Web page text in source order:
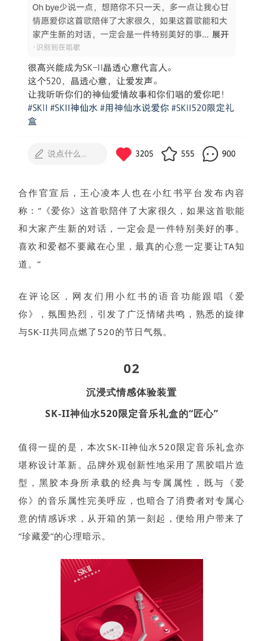
合作官宣后，王心凌本人也在小红书平台发布内容
称：“《爱你》这首歌陪伴了大家很久，如果这首歌能
和大家产生新的对话，一定会是一件特别美好的事。
喜欢和爱都不要藏在心里，最真的心意一定要让TA知
道。”
在评论区，网友们用小红书的语音功能跟唱《爱
你》，氛围热烈，引发了广泛情绪共鸣，熟悉的旋律
与SK-II共同点燃了520的节日气氛。
02
沉浸式情感体验装置
SK-II神仙水520限定音乐礼盒的“匠心”
值得一提的是，本次SK-II神仙水520限定音乐礼盒亦
堪称设计革新。品牌外观创新性地采用了黑胶唱片造
型，黑胶本身所承载的经典与专属属性，既与《爱
你》的音乐属性完美呼应，也暗合了消费者对专属心
意的情感诉求，从开箱的第一刻起，便给用户带来了
“珍藏爱”的心理暗示。